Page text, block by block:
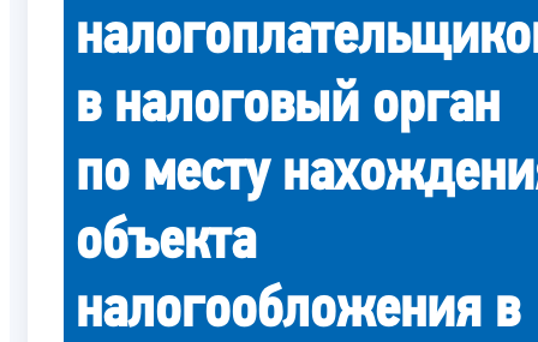
в налоговый орган
по месту
объекта
налогообложения в